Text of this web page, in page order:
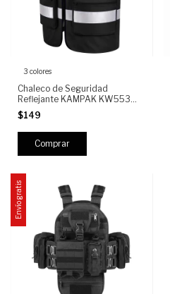
3 colores
Chaleco de Seguridad
Reflejante KAMPAK KW553
Alta Visibilidad con Bolsillos
Multifunción y Cierre Reforzado
para Trabajo, Construcción y
Seguridad Ind
$149
Comprar
Envío gratis